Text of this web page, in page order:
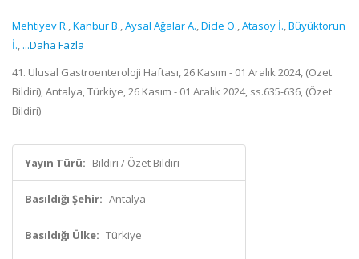
Mehtiyev R.,Kanbur B.,Aysal Ağalar A.,Dicle O.,Atasoy İ.,Büyüktorun
İ., ...Daha Fazla
41. Ulusal Gastroenteroloji Haftası, 26 Kasım - 01 Aralık 2024, (Özet
Bildiri), Antalya, Türkiye, 26 Kasım - 01 Aralık 2024, ss.635-636, (Özet
Bildiri)
Yayın Türü: Bildiri / Özet Bildiri
Basıldığı Şehir: Antalya
Basıldığı Ülke: Türkiye